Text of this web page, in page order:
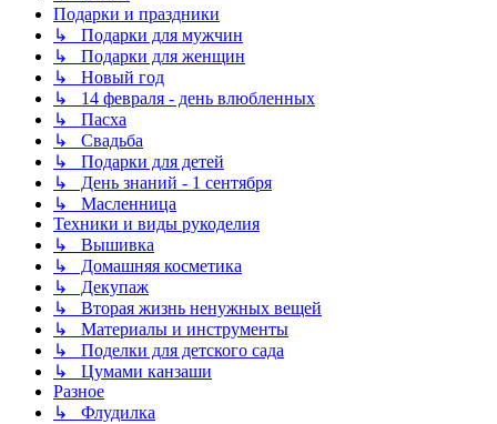
Подарки и праздники
↳ Подарки для мужчин
↳ Подарки для женщин
↳ Новый год
↳ 14 февраля - день влюбленных
↳ Пасха
↳ Свадьба
↳ Подарки для детей
↳ День знаний - 1 сентября
↳ Масленница
Техники и виды рукоделия
↳ Вышивка
↳ Домашняя косметика
↳ Декупаж
↳ Вторая жизнь ненужных вещей
↳ Материалы и инструменты
↳ Поделки для детского сада
↳ Цумами канзаши
Разное
↳ Флудилка